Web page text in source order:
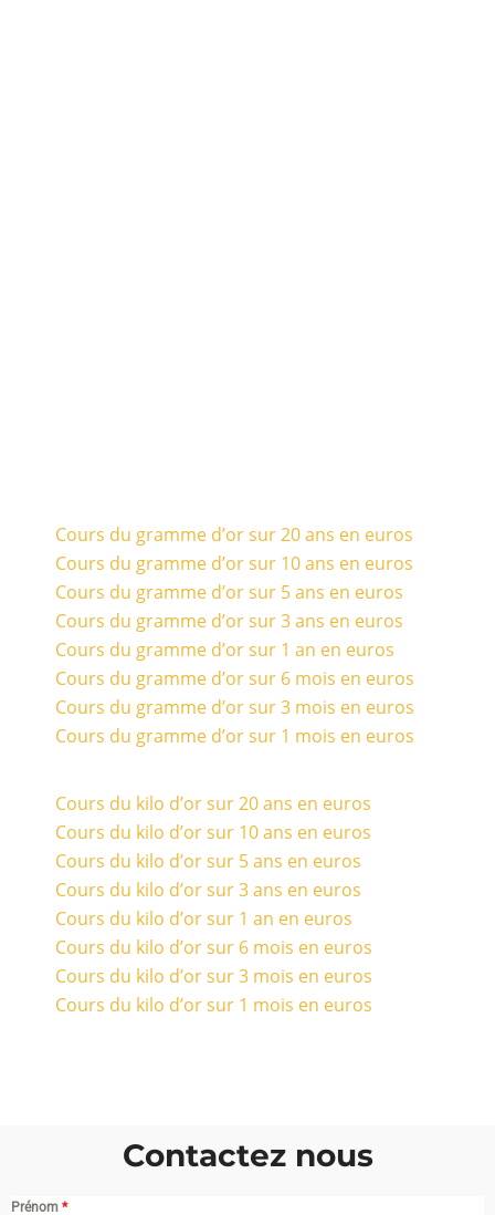
Cours du gramme d’or sur 20 ans en euros
Cours du gramme d’or sur 10 ans en euros
Cours du gramme d’or sur 5 ans en euros
Cours du gramme d’or sur 3 ans en euros
Cours du gramme d’or sur 1 an en euros
Cours du gramme d’or sur 6 mois en euros
Cours du gramme d’or sur 3 mois en euros
Cours du gramme d’or sur 1 mois en euros
Cours du kilo d’or sur 20 ans en euros
Cours du kilo d’or sur 10 ans en euros
Cours du kilo d’or sur 5 ans en euros
Cours du kilo d’or sur 3 ans en euros
Cours du kilo d’or sur 1 an en euros
Cours du kilo d’or sur 6 mois en euros
Cours du kilo d’or sur 3 mois en euros
Cours du kilo d’or sur 1 mois en euros
Contactez nous
Prénom *